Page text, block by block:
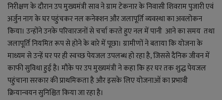
निरीक्षण के दौरान उप मुख्यमंत्री साव ने ग्राम टेकनार के निवासी शिवराम पुजारी एवं
अर्जुन नाग के घर पहुंचकर नल कनेक्शन और जलापूर्ति व्यवस्था का अवलोकन
किया। उन्होंने उनके परिवारजनों से चर्चा करते हुए नल में पानी आने का समय तथा
जलापूर्ति नियमित रूप से होने के बारे में पूछा। ग्रामीणों ने बताया कि योजना के
माध्यम से उन्हें घर पर ही स्वच्छ पेयजल उपलब्ध हो रहा है, जिससे दैनिक जीवन में
काफी सुविधा हुई है। मौके पर उप मुख्यमंत्री ने कहा कि हर घर तक शुद्ध पेयजल
पहुंचाना सरकार की प्राथमिकता है और इसके लिए योजनाओं का प्रभावी
क्रियान्वयन सुनिश्चित किया जा रहा है।